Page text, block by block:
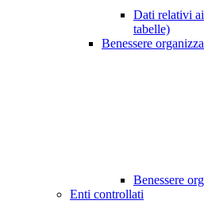
Dati relativi
tabelle)
Benessere
Benessere
Enti controllati